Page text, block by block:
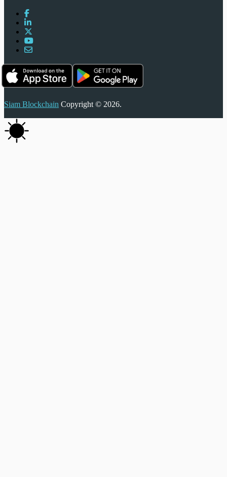
Siam Blockchain Copyright © 2026.